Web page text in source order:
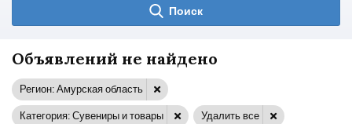
Поиск
Объявлений не найдено
Регион: Амурская область
Категория: Сувениры и товары
Удалить все